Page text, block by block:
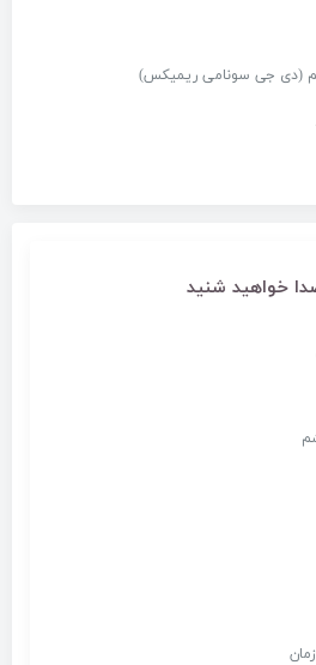
(دی جی سونامی ریمیکس)
خواهید شنید